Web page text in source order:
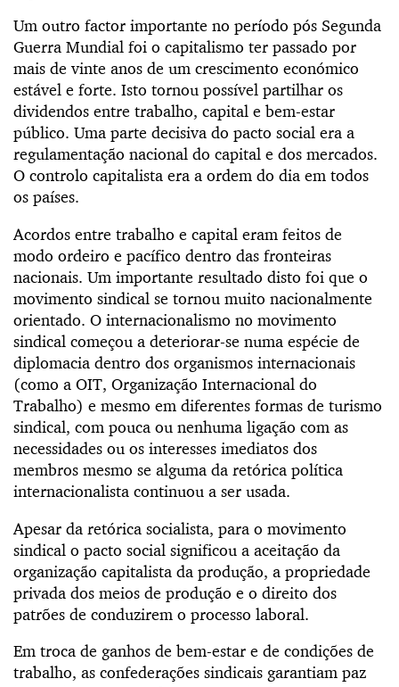
Um outro factor importante no período pós Segunda
Guerra Mundial foi o capitalismo ter passado por
mais de vinte anos de um crescimento económico
estável e forte. Isto tornou possível partilhar os
dividendos entre trabalho, capital e bem-estar
público. Uma parte decisiva do pacto social era a
regulamentação nacional do capital e dos mercados.
O controlo capitalista era a ordem do dia em todos
os países.
Acordos entre trabalho e capital eram feitos de
modo ordeiro e pacífico dentro das fronteiras
nacionais. Um importante resultado disto foi que o
movimento sindical se tornou muito nacionalmente
orientado. O internacionalismo no movimento
sindical começou a deteriorar-se numa espécie de
diplomacia dentro dos organismos internacionais
(como a OIT, Organização Internacional do
Trabalho) e mesmo em diferentes formas de turismo
sindical, com pouca ou nenhuma ligação com as
necessidades ou os interesses imediatos dos
membros mesmo se alguma da retórica política
internacionalista continuou a ser usada.
Apesar da retórica socialista, para o movimento
sindical o pacto social significou a aceitação da
organização capitalista da produção, a propriedade
privada dos meios de produção e o direito dos
patrões de conduzirem o processo laboral.
Em troca de ganhos de bem-estar e de condições de
trabalho, as confederações sindicais garantiam paz